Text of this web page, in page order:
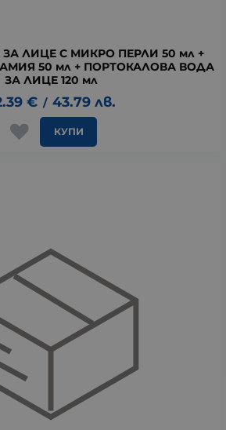
ЛИЦЕ С МИКРО ПЕРЛИ 50 мл +
50 мл + ПОРТОКАЛОВА ВОДА
ЗА ЛИЦЕ 120 мл
€ / 43.79 лв.
КУПИ